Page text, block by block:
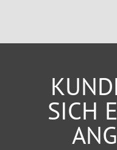
SICH